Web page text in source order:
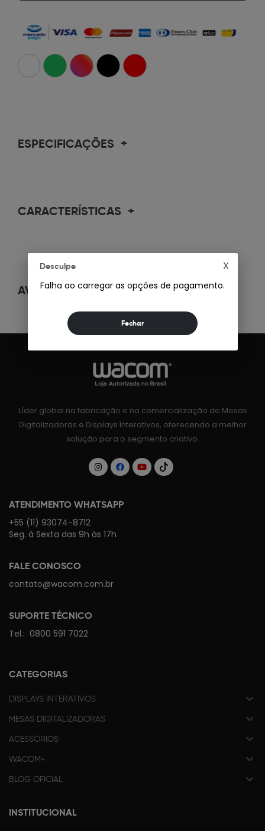
ESPECIFICAÇÕES +
CARACTERÍSTICAS +
AVALIAÇÕES +
Líder global na fabricação e na comercialização de Mesas
Digitalizadoras e Displays Interativos, oferecendo a melhor
solução para o segmento criativo.
ATENDIMENTO WHATSAPP
+55 (11) 93074-8712
Seg. à Sexta das 9h às 17h
FALE CONOSCO
contato@wacom.com.br
SUPORTE TÉCNICO
Tel.: 0800 591 7022
CATEGORIAS
DISPLAYS INTERATIVOS
MESAS DIGITALIZADORAS
ACESSÓRIOS
WACOM+
BLOG OFICIAL
INSTITUCIONAL
Desculpe
Falha ao carregar as opções de pagamento.
X